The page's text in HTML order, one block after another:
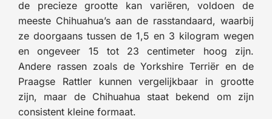
de precieze grootte kan variëren, voldoen de
meeste Chihuahua’s aan de rasstandaard, waarbij
ze doorgaans tussen de 1,5 en 3 kilogram wegen
en ongeveer 15 tot 23 centimeter hoog zijn.
Andere rassen zoals de Yorkshire Terriër en de
Praagse Rattler kunnen vergelijkbaar in grootte
zijn, maar de Chihuahua staat bekend om zijn
consistent kleine formaat.